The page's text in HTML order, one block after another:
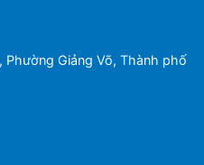
Giảng Võ, Thành phố